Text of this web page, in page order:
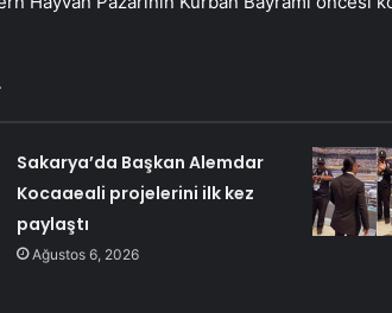
Sakarya’da Başkan Alemdar
Kocaaeali projelerini ilk kez
paylaştı
Ağustos 6, 2026